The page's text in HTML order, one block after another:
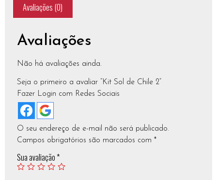
Avaliações (0)
Avaliações
Não há avaliações ainda.
Seja o primeiro a avaliar “Kit Sol de Chile 2”
Fazer Login com Redes Sociais
O seu endereço de e-mail não será publicado.
Campos obrigatórios são marcados com *
Sua avaliação*